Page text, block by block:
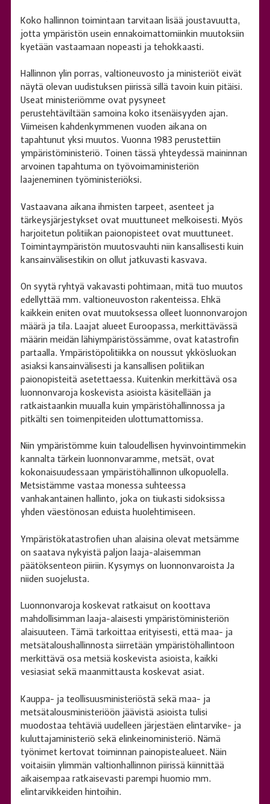
Koko hallinnon toimintaan tarvitaan lisää joustavuutta,
jotta ympäristön usein ennakoimattomiinkin muutoksiin
kyetään vastaamaan nopeasti ja tehokkaasti.
Hallinnon ylin porras, valtioneuvosto ja ministeriöt eivät
näytä olevan uudistuksen piirissä sillä tavoin kuin pitäisi.
Useat ministeriömme ovat pysyneet
perustehtäviltään samoina koko itsenäisyyden ajan.
Viimeisen kahdenkymmenen vuoden aikana on
tapahtunut yksi muutos. Vuonna 1983 perustettiin
ympäristöministeriö. Toinen tässä yhteydessä maininnan
arvoinen tapahtuma on työvoimaministeriön
laajeneminen työministeriöksi.
Vastaavana aikana ihmisten tarpeet, asenteet ja
tärkeysjärjestykset ovat muuttuneet melkoisesti. Myös
harjoitetun politiikan paionopisteet ovat muuttuneet.
Toimintaympäristön muutosvauhti niin kansallisesti kuin
kansainvälisestikin on ollut jatkuvasti kasvava.
On syytä ryhtyä vakavasti pohtimaan, mitä tuo muutos
edellyttää mm. valtioneuvoston rakenteissa. Ehkä
kaikkein eniten ovat muutoksessa olleet luonnonvarojon
määrä ja tila. Laajat alueet Euroopassa, merkittävässä
määrin meidän lähiympäristössämme, ovat katastrofin
partaalla. Ympäristöpolitiikka on noussut ykkösluokan
asiaksi kansainvälisesti ja kansallisen politiikan
paionopisteitä asetettaessa. Kuitenkin merkittävä osa
luonnonvaroja koskevista asioista käsitellään ja
ratkaistaankin muualla kuin ympäristöhallinnossa ja
pitkälti sen toimenpiteiden ulottumattomissa.
Niin ympäristömme kuin taloudellisen hyvinvointimmekin
kannalta tärkein luonnonvaramme, metsät, ovat
kokonaisuudessaan ympäristöhallinnon ulkopuolella.
Metsistämme vastaa monessa suhteessa
vanhakantainen hallinto, joka on tiukasti sidoksissa
yhden väestönosan eduista huolehtimiseen.
Ympäristökatastrofien uhan alaisina olevat metsämme
on saatava nykyistä paljon laaja-alaisemman
päätöksenteon piiriin. Kysymys on luonnonvaroista Ja
niiden suojelusta.
Luonnonvaroja koskevat ratkaisut on koottava
mahdollisimman laaja-alaisesti ympäristöministeriön
alaisuuteen. Tämä tarkoittaa erityisesti, että maa- ja
metsätaloushallinnosta siirretään ympäristöhallintoon
merkittävä osa metsiä koskevista asioista, kaikki
vesiasiat sekä maanmittausta koskevat asiat.
Kauppa- ja teollisuusministeriöstä sekä maa- ja
metsätalousministeriöön jäävistä asioista tulisi
muodostaa tehtäviä uudelleen järjestäen elintarvike- ja
kuluttajaministeriö sekä elinkeinoministeriö. Nämä
työnimet kertovat toiminnan painopistealueet. Näin
voitaisiin ylimmän valtionhallinnon piirissä kiinnittää
aikaisempaa ratkaisevasti parempi huomio mm.
elintarvikkeiden hintoihin.